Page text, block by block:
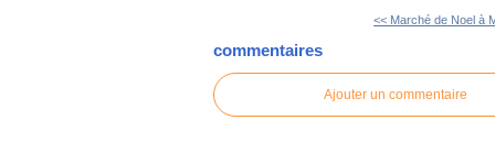
<< Marché de Noel à
commentaires
Ajouter un commentaire